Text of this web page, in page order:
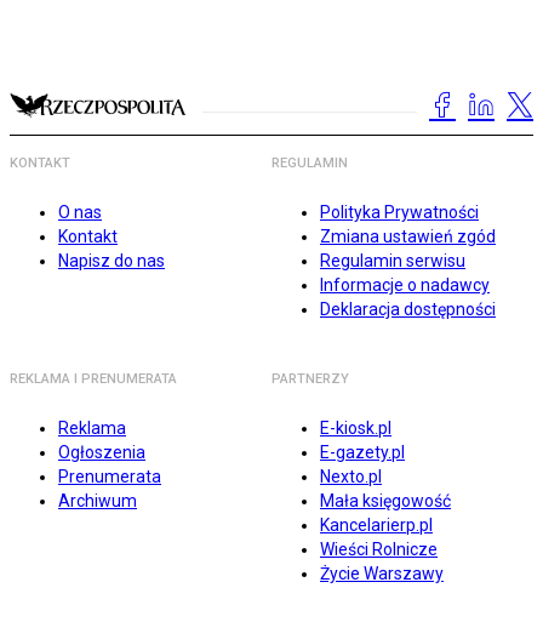
KONTAKT
O nas
Kontakt
Napisz do nas
REGULAMIN
Polityka Prywatności
Zmiana ustawień zgód
Regulamin serwisu
Informacje o nadawcy
Deklaracja dostępności
REKLAMA I PRENUMERATA
Reklama
Ogłoszenia
Prenumerata
Archiwum
PARTNERZY
E-kiosk.pl
E-gazety.pl
Nexto.pl
Mała księgowość
Kancelarierp.pl
Wieści Rolnicze
Życie Warszawy